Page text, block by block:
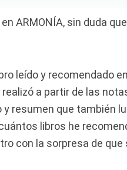
ARMONÍA, sin duda
leído y recomendado
realizó a partir de las
resumen que también
libros he
con la sorpresa de que